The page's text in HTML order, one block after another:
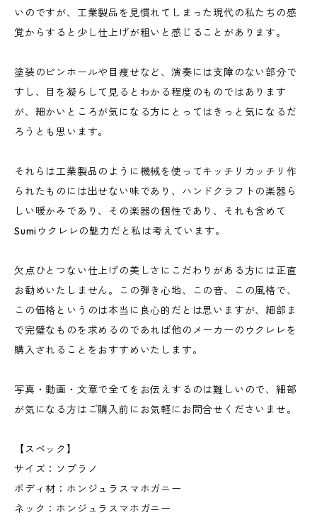
いのですが、工業製品を見慣れてしまった現代の私たちの感
覚からすると少し仕上げが粗いと感じることがあります。
塗装のピンホールや目痩せなど、演奏には支障のない部分で
すし、目を凝らして見るとわかる程度のものではあります
が、細かいところが気になる方にとってはきっと気になるだ
ろうとも思います。
それらは工業製品のように機械を使ってキッチリカッチリ作
られたものには出せない味であり、ハンドクラフトの楽器ら
しい暖かみであり、その楽器の個性であり、それも含めて
Sumiウクレレの魅力だと私は考えています。
欠点ひとつない仕上げの美しさにこだわりがある方には正直
お勧めいたしません。この弾き心地、この音、この風格で、
この価格というのは本当に良心的だとは思いますが、細部ま
で完璧なものを求めるのであれば他のメーカーのウクレレを
購入されることをおすすめいたします。
写真・動画・文章で全てをお伝えするのは難しいので、細部
が気になる方はご購入前にお気軽にお問合せくださいませ。
【スペック】
サイズ：ソプラノ
ボディ材：ホンジュラスマホガニー
ネック：ホンジュラスマホガニー